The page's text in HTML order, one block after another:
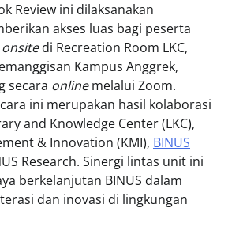
Review ini dilaksanakan
akses luas bagi peserta
onsitedi Recreation Room LKC,
Kampus Anggrek,
secara onlinemelalui Zoom.
ini merupakan hasil kolaborasi
and Knowledge Center (LKC),
& Innovation (KMI), BINUS
Research. Sinergi lintas unit ini
berkelanjutan BINUS dalam
dan inovasi di lingkungan